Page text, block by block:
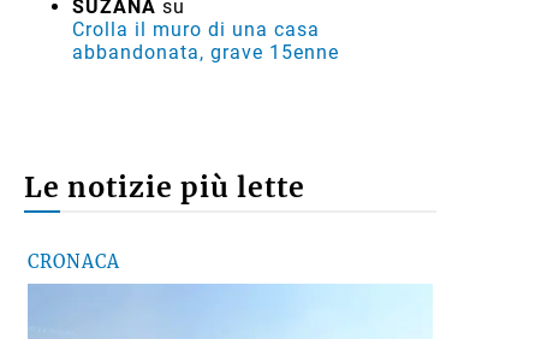
SUZANA su
Crolla il muro di una casa
abbandonata, grave 15enne
Le notizie più lette
CRONACA